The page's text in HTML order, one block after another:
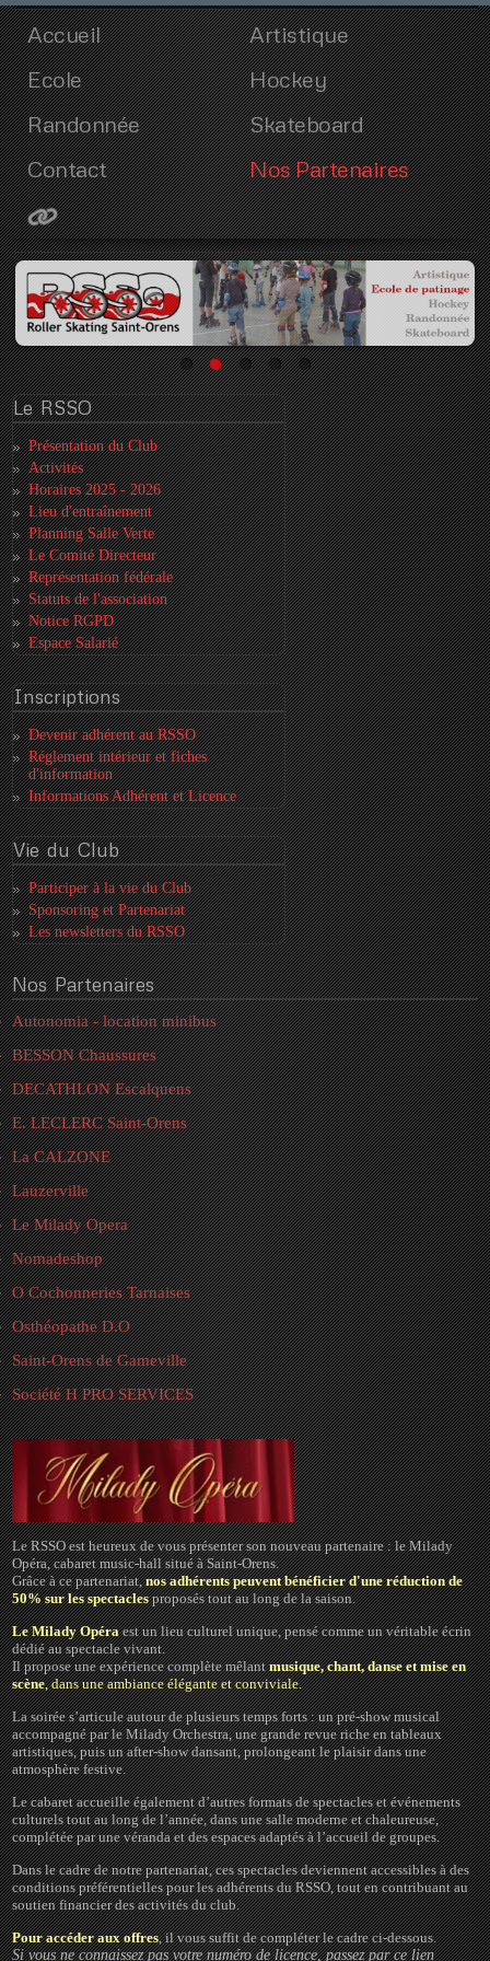
Accueil
Artistique
Ecole
Hockey
Randonnée
Skateboard
Contact
Nos Partenaires
LeRSSO
Présentation du Club
Activités
Horaires 2025 - 2026
Lieu d'entraînement
Planning Salle Verte
Le Comité Directeur
Représentation fédérale
Statuts de l'association
Notice RGPD
Espace Salarié
Inscriptions
Devenir adhérent au RSSO
Réglement intérieur et fiches
d'information
Informations Adhérent et Licence
Viedu Club
Participer à la vie du Club
Sponsoring et Partenariat
Les newsletters du RSSO
NosPartenaires
Autonomia - location minibus
BESSON Chaussures
DECATHLON Escalquens
E. LECLERC Saint-Orens
La CALZONE
Lauzerville
Le Milady Opera
Nomadeshop
O Cochonneries Tarnaises
Osthéopathe D.O
Saint-Orens de Gameville
Société H PRO SERVICES
Le RSSO est heureux de vous présenter son nouveau partenaire : le Milady
Opéra, cabaret music-hall situé à Saint-Orens.
Grâce à ce partenariat,nos adhérents peuvent bénéficier d'une réduction de
50% sur les spectaclesproposés tout au long de la saison.
Le Milady Opéra est un lieu culturel unique, pensé comme un véritable écrin
dédié au spectacle vivant.
Il propose une expérience complète mêlantmusique, chant, danse et mise en
scène, dans une ambiance élégante et conviviale.
La soirée s’articule autour de plusieurs temps forts : un pré-show musical
accompagné par le Milady Orchestra, une grande revue riche en tableaux
artistiques, puis un after-show dansant, prolongeant le plaisir dans une
atmosphère festive.
Le cabaret accueille également d’autres formats de spectacles et événements
culturels tout au long de l’année, dans une salle moderne et chaleureuse,
complétée par une véranda et des espaces adaptés à l’accueil de groupes.
Dans le cadre de notre partenariat, ces spectacles deviennent accessibles à des
conditions préférentielles pour les adhérents du RSSO, tout en contribuant au
soutien financier des activités du club.
Pour accéder aux offres, il vous suffit de compléter le cadre ci-dessous.
Si vous ne connaissez pas votre numéro de licence, passez par ce lien